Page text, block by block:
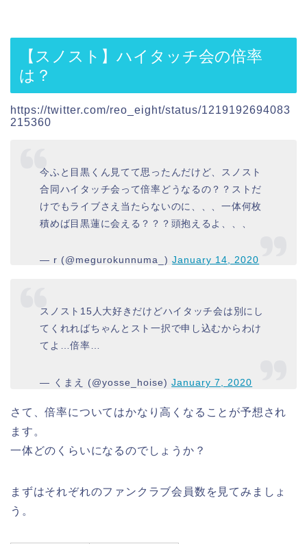
【スノスト】ハイタッチ会の倍率
は？
https://twitter.com/reo_eight/status/1219192694083
215360
今ふと目黒くん見てて思ったんだけど、スノスト
合同ハイタッチ会って倍率どうなるの？？ストだ
けでもライブさえ当たらないのに、、、一体何枚
積めば目黒蓮に会える？？？頭抱えるよ、、、
— r (@megurokunnuma_)January 14, 2020
スノスト15人大好きだけどハイタッチ会は別にし
てくれればちゃんとスト一択で申し込むからわけ
てよ…倍率…
— くまえ (@yosse_hoise)January 7, 2020
さて、倍率についてはかなり高くなることが予想され
ます。
一体どのくらいになるのでしょうか？
まずはそれぞれのファンクラブ会員数を見てみましょ
う。